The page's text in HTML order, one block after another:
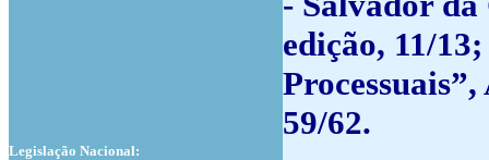
edição, 11/
59/62.
Legislação Nacional: